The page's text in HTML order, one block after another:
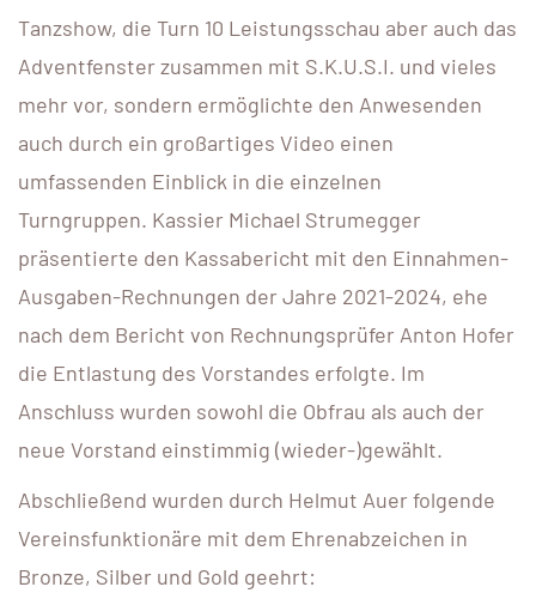
Tanzshow, die Turn 10 Leistungsschau aber auch das
Adventfenster zusammen mit S.K.U.S.I. und vieles
mehr vor, sondern ermöglichte den Anwesenden
auch durch ein großartiges Video einen
umfassenden Einblick in die einzelnen
Turngruppen. Kassier Michael Strumegger
präsentierte den Kassabericht mit den Einnahmen-
Ausgaben-Rechnungen der Jahre 2021-2024, ehe
nach dem Bericht von Rechnungsprüfer Anton Hofer
die Entlastung des Vorstandes erfolgte. Im
Anschluss wurden sowohl die Obfrau als auch der
neue Vorstand einstimmig (wieder-)gewählt.
Abschließend wurden durch Helmut Auer folgende
Vereinsfunktionäre mit dem Ehrenabzeichen in
Bronze, Silber und Gold geehrt: